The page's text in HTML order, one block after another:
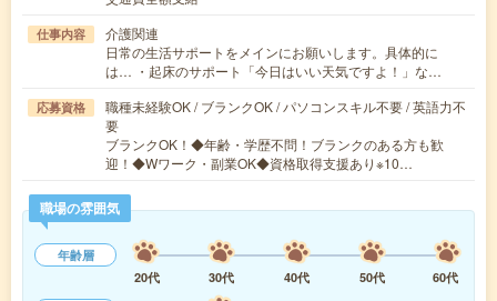
仕事内容
介護関連
日常の生活サポートをメインにお願いします。具体的に
は… ・起床のサポート「今日はいい天気ですよ！」な…
応募資格
職種未経験OK / ブランクOK / パソコンスキル不要 / 英語力不
要
ブランクOK！◆年齢・学歴不問！ブランクのある方も歓
迎！◆Wワーク・副業OK◆資格取得支援あり※10…
職場の雰囲気
年齢層
20代
30代 40代 50代
60代